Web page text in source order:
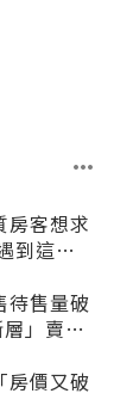
房客想求
到這種
待售量破
」賣壓
房價又破